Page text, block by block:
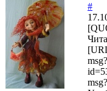
#
msg?